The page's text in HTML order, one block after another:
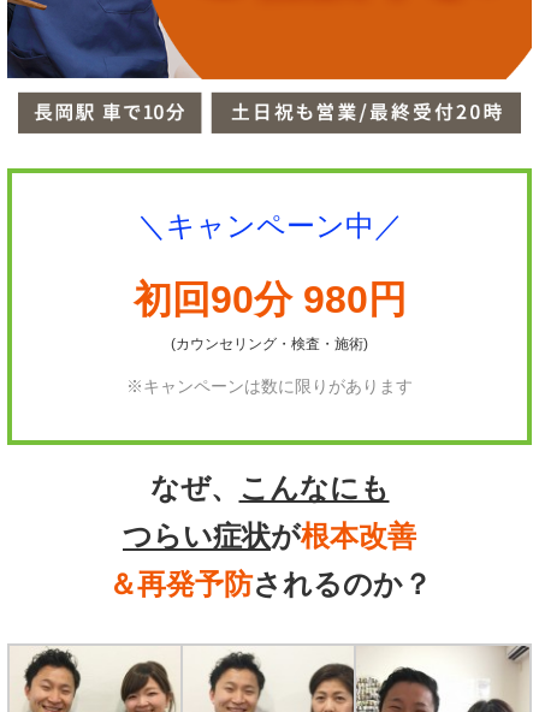
＼キャンペーン中／
初回90分 980円
(カウンセリング・検査・施術)
※キャンペーンは数に限りがあります
なぜ、 こんなにも
つらい症状が根本改善
＆再発予防されるのか？